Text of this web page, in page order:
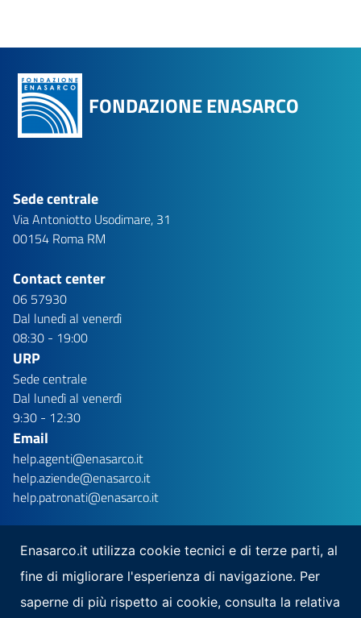
FONDAZIONE ENASARCO
Sede centrale
Via Antoniotto Usodimare, 31
00154 Roma RM
Contact center
06 57930
Dal lunedì al venerdì
08:30 - 19:00
URP
Sede centrale
Dal lunedì al venerdì
9:30 - 12:30
Email
help.agenti@enasarco.it
help.aziende@enasarco.it
help.patronati@enasarco.it
Enasarco.it utilizza cookie tecnici e di terze parti, al
fine di migliorare l'esperienza di navigazione. Per
saperne di più rispetto ai cookie, consulta la relativa